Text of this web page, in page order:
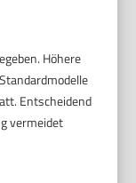
Höhere
Entscheidend
vermeidet